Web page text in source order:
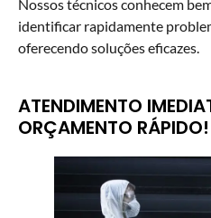
Nossos técnicos conhecem
identificar rapidamente
oferecendo soluções eficazes.
ATENDIMENTO
ORÇAMENTO RÁPIDO!